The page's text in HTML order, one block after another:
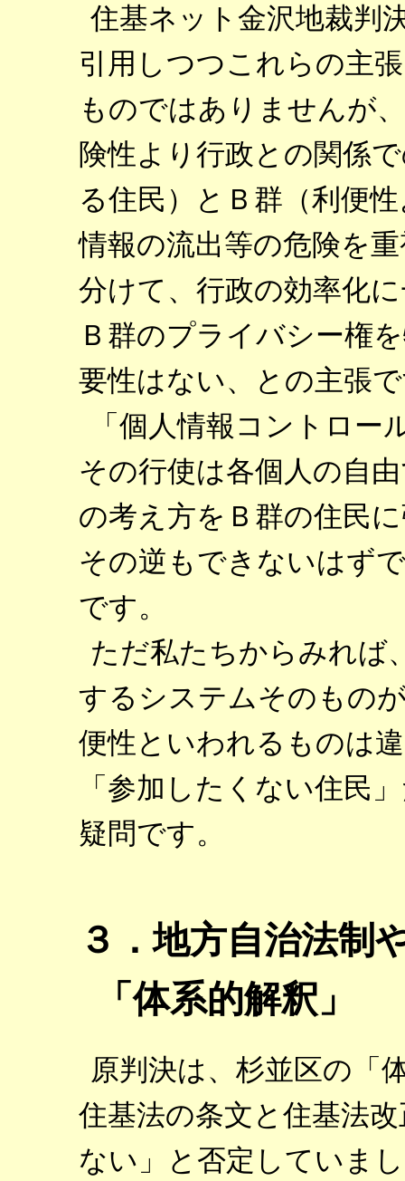
住基ネット金沢地裁判
引用しつつこれらの主
ものではありませんが
険性より行政との関係
る住民）とＢ群（利便
情報の流出等の危険を
分けて、行政の効率化
Ｂ群のプライバシー権
要性はない、との主張
「個人情報コントロ
その行使は各個人の自
の考え方をＢ群の住民
その逆もできないはず
です。
ただ私たちからみれば
するシステムそのもの
便性といわれるものは
「参加したくない住民
疑問です。
３．地方自治法制
「体系的解釈」
原判決は、杉並区の「
住基法の条文と住基法
ない」と否定していま